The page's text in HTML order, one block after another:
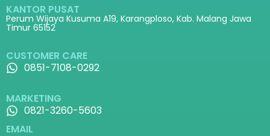
KANTOR PUSAT
Perum Wijaya Kusuma A19, Karangploso, Kab. Malang Jawa
Timur 65152
CUSTOMER CARE
0851-7108-0292
MARKETING
0821-3260-5603
EMAIL